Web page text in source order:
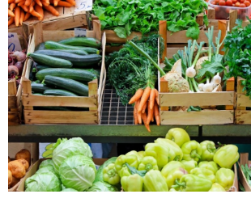
BUDUJEMY DOM
OGRÓD
WARZYWA I OWOCE